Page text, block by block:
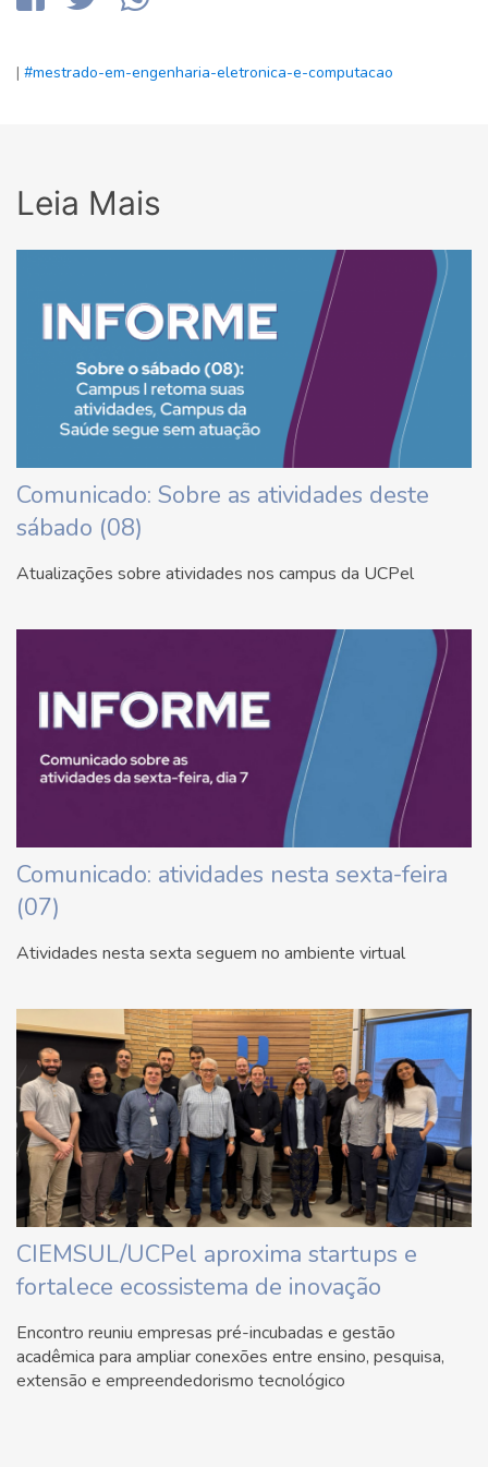
| #mestrado-em-engenharia-eletronica-e-computacao
Leia Mais
Comunicado: Sobre as atividades deste
sábado (08)
Atualizações sobre atividades nos campus da UCPel
Comunicado: atividades nesta sexta-feira
(07)
Atividades nesta sexta seguem no ambiente virtual
CIEMSUL/UCPel aproxima startups e
fortalece ecossistema de inovação
Encontro reuniu empresas pré-incubadas e gestão
acadêmica para ampliar conexões entre ensino, pesquisa,
extensão e empreendedorismo tecnológico